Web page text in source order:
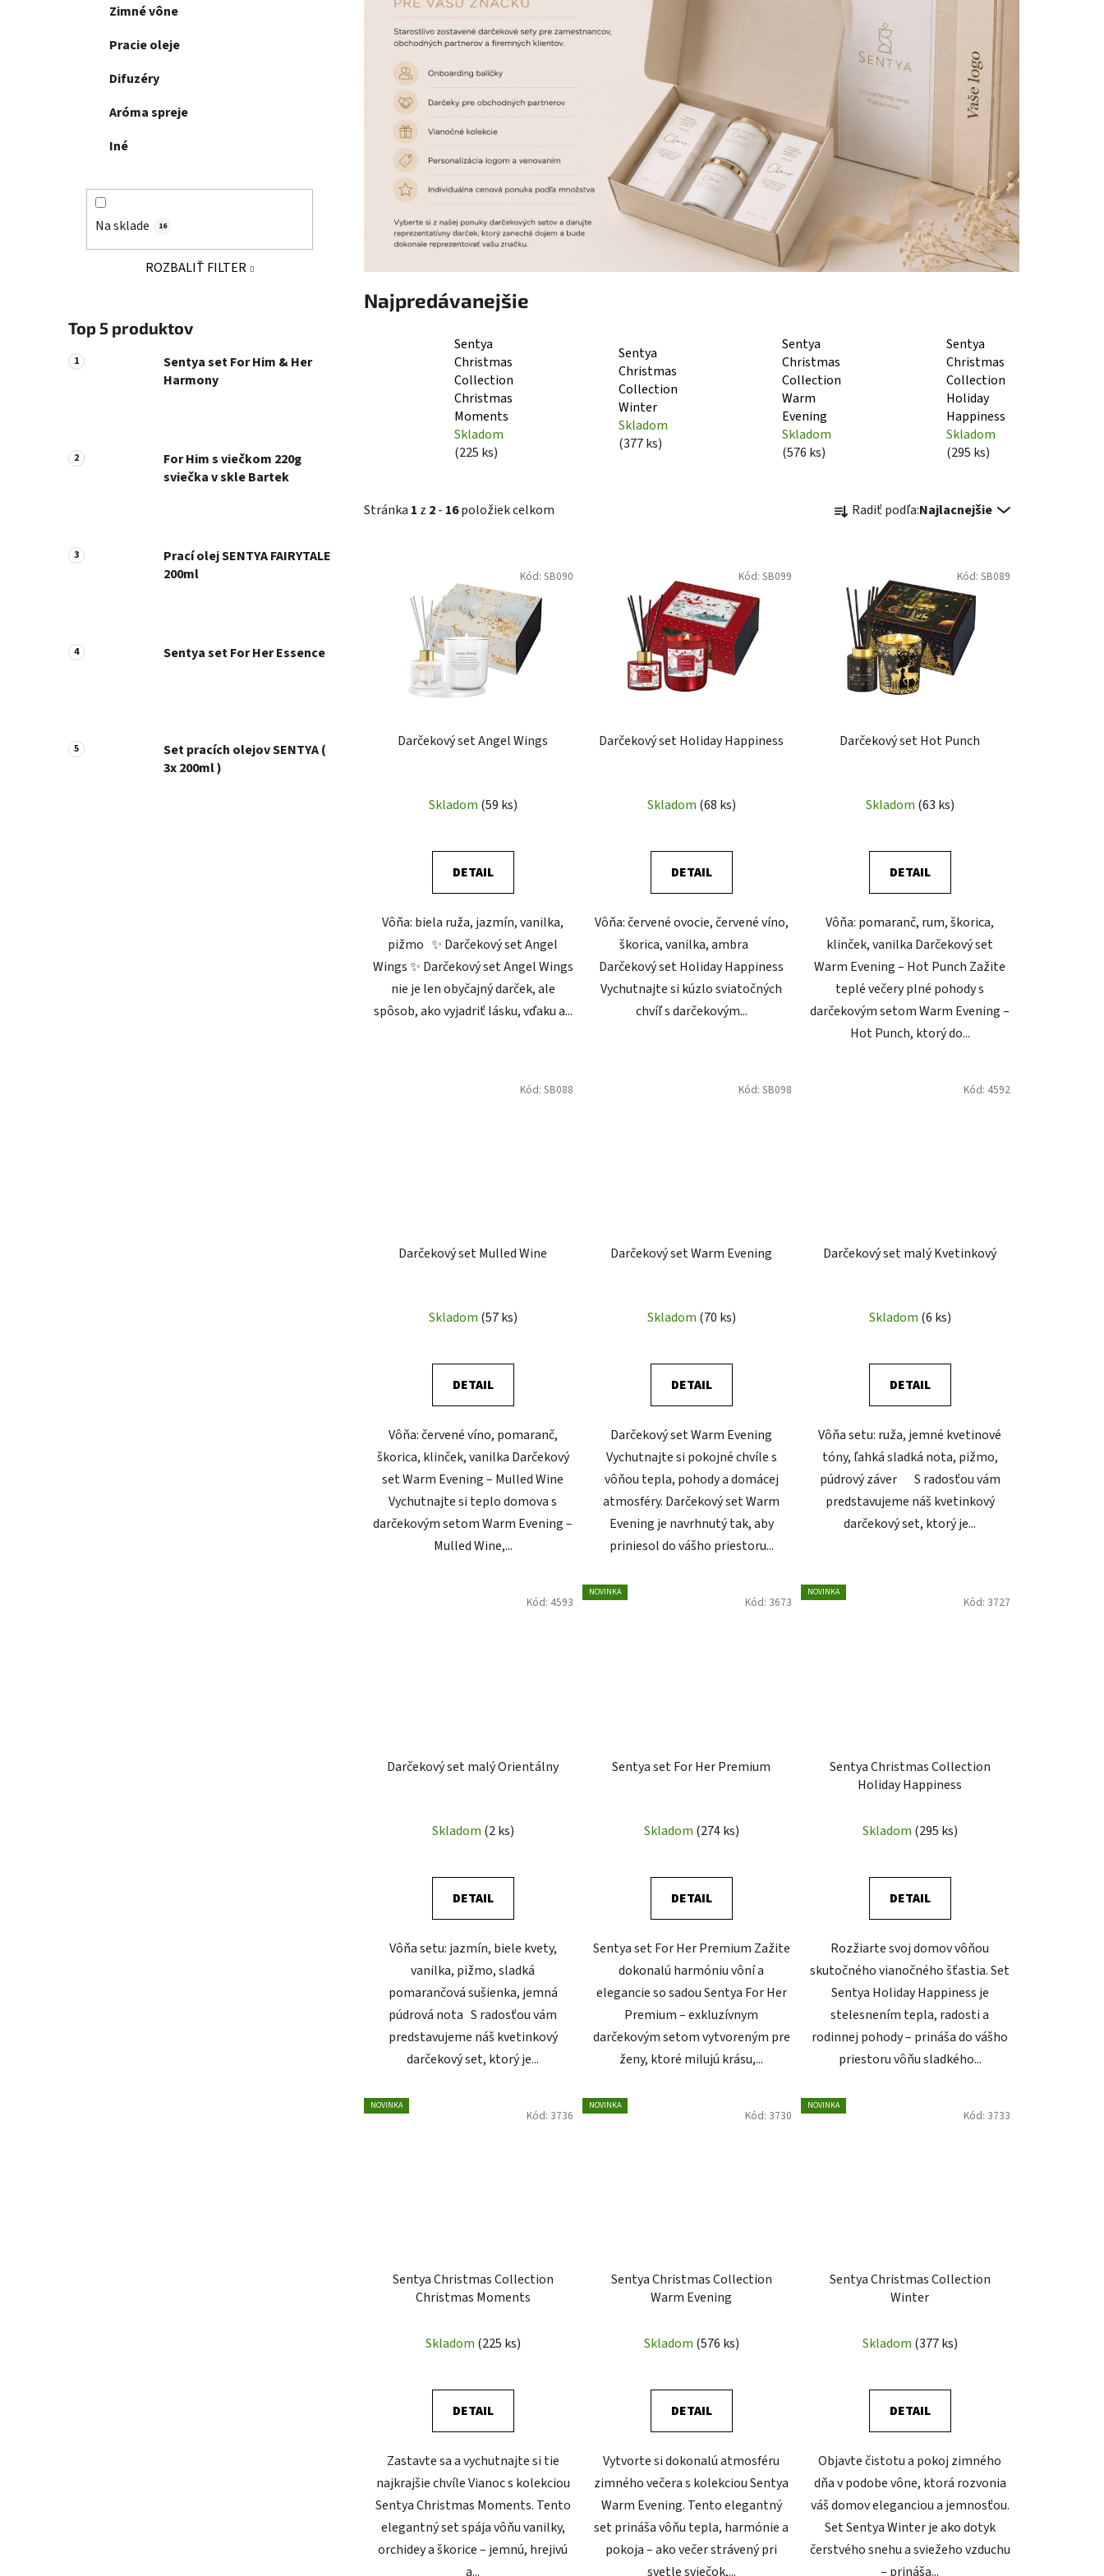
Zimné vône
Pracie oleje
Difuzéry
Aróma spreje
Iné
Na sklade 16
ROZBALIŤ FILTER
Top 5 produktov
Sentya set For Him & Her
Harmony
For Him s viečkom 220g
sviečka v skle Bartek
Prací olej SENTYA FAIRYTALE
200ml
Sentya set For Her Essence
Set pracích olejov SENTYA (
3x 200ml )
Najpredávanejšie
Sentya
Christmas
Collection
Christmas
Moments
Skladom
(225 ks)
Sentya
Christmas
Collection
Winter
Skladom
(377 ks)
Sentya
Christmas
Collection
Warm
Evening
Skladom
(576 ks)
Sentya
Christmas
Collection
Holiday
Happiness
Skladom
(295 ks)
Stránka 1 z 2- 16položiek celkom
a
u
Radiť podľa:Najlacnejšie
Darčekový set Angel Wings
Skladom (59 ks)
DETAIL
Vôňa: biela ruža, jazmín, vanilka,
pižmo ✨ Darčekový set Angel
Wings ✨ Darčekový set Angel Wings
nie je len obyčajný darček, ale
spôsob, ako vyjadriť lásku, vďaku a...
Kód: SB090
Darčekový set Holiday Happiness
Skladom (68 ks)
DETAIL
Vôňa: červené ovocie, červené víno,
škorica, vanilka, ambra
Darčekový set Holiday Happiness
Vychutnajte si kúzlo sviatočných
chvíľ s darčekovým...
Kód: SB099
Darčekový set Hot Punch
Skladom (63 ks)
DETAIL
Vôňa: pomaranč, rum, škorica,
klinček, vanilka Darčekový set
Warm Evening – Hot Punch Zažite
teplé večery plné pohody s
darčekovým setom Warm Evening –
Hot Punch, ktorý do...
Kód: SB089
Darčekový set Mulled Wine
Skladom (57 ks)
DETAIL
Vôňa: červené víno, pomaranč,
škorica, klinček, vanilka Darčekový
set Warm Evening – Mulled Wine
Vychutnajte si teplo domova s
darčekovým setom Warm Evening –
Mulled Wine,...
Kód: SB088
Darčekový set Warm Evening
Skladom (70 ks)
DETAIL
Darčekový set Warm Evening
Vychutnajte si pokojné chvíle s
vôňou tepla, pohody a domácej
atmosféry. Darčekový set Warm
Evening je navrhnutý tak, aby
priniesol do vášho priestoru...
Kód: SB098
Darčekový set malý Kvetinkový
Skladom (6 ks)
DETAIL
Vôňa setu: ruža, jemné kvetinové
tóny, ľahká sladká nota, pižmo,
púdrový záver S radosťou vám
predstavujeme náš kvetinkový
darčekový set, ktorý je...
Kód: 4592
Darčekový set malý Orientálny
Skladom (2 ks)
DETAIL
Vôňa setu: jazmín, biele kvety,
vanilka, pižmo, sladká
pomarančová sušienka, jemná
púdrová nota S radosťou vám
predstavujeme náš kvetinkový
darčekový set, ktorý je...
Kód: 4593
NOVINKA
Sentya set For Her Premium
Skladom (274 ks)
DETAIL
Sentya set For Her Premium Zažite
dokonalú harmóniu vôní a
elegancie so sadou Sentya For Her
Premium – exkluzívnym
darčekovým setom vytvoreným pre
ženy, ktoré milujú krásu,...
Kód: 3673
NOVINKA
Sentya Christmas Collection
Holiday Happiness
Skladom (295 ks)
DETAIL
Rozžiarte svoj domov vôňou
skutočného vianočného šťastia. Set
Sentya Holiday Happiness je
stelesnením tepla, radosti a
rodinnej pohody – prináša do vášho
priestoru vôňu sladkého...
Kód: 3727
NOVINKA
Sentya Christmas Collection
Christmas Moments
Skladom (225 ks)
DETAIL
Zastavte sa a vychutnajte si tie
najkrajšie chvíle Vianoc s kolekciou
Sentya Christmas Moments. Tento
elegantný set spája vôňu vanilky,
orchidey a škorice – jemnú, hrejivú
a...
Kód: 3736
NOVINKA
Sentya Christmas Collection
Warm Evening
Skladom (576 ks)
DETAIL
Vytvorte si dokonalú atmosféru
zimného večera s kolekciou Sentya
Warm Evening. Tento elegantný
set prináša vôňu tepla, harmónie a
pokoja – ako večer strávený pri
svetle sviečok,...
Kód: 3730
NOVINKA
Sentya Christmas Collection
Winter
Skladom (377 ks)
DETAIL
Objavte čistotu a pokoj zimného
dňa v podobe vône, ktorá rozvonia
váš domov eleganciou a jemnosťou.
Set Sentya Winter je ako dotyk
čerstvého snehu a sviežeho vzduchu
– prináša...
Kód: 3733